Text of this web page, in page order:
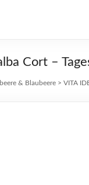
Cort –
& Blaubeere > VITA